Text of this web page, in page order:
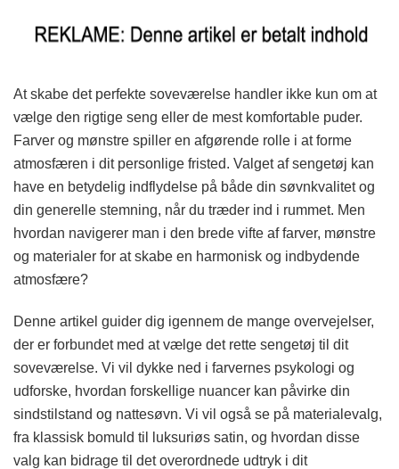
At skabe det perfekte soveværelse handler ikke kun om at
vælge den rigtige seng eller de mest komfortable puder.
Farver og mønstre spiller en afgørende rolle i at forme
atmosfæren i dit personlige fristed. Valget af sengetøj kan
have en betydelig indflydelse på både din søvnkvalitet og
din generelle stemning, når du træder ind i rummet. Men
hvordan navigerer man i den brede vifte af farver, mønstre
og materialer for at skabe en harmonisk og indbydende
atmosfære?
Denne artikel guider dig igennem de mange overvejelser,
der er forbundet med at vælge det rette sengetøj til dit
soveværelse. Vi vil dykke ned i farvernes psykologi og
udforske, hvordan forskellige nuancer kan påvirke din
sindstilstand og nattesøvn. Vi vil også se på materialevalg,
fra klassisk bomuld til luksuriøs satin, og hvordan disse
valg kan bidrage til det overordnede udtryk i dit